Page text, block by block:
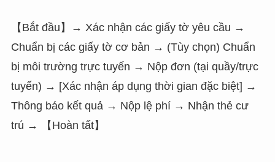
【Bắt đầu】→ Xác nhận các giấy tờ yêu cầu →
Chuẩn bị các giấy tờ cơ bản → (Tùy chọn) Chuẩn
bị môi trường trực tuyến → Nộp đơn (tại quầy/trực
tuyến) → [Xác nhận áp dụng thời gian đặc biệt] →
Thông báo kết quả → Nộp lệ phí → Nhận thẻ cư
trú → 【Hoàn tất】